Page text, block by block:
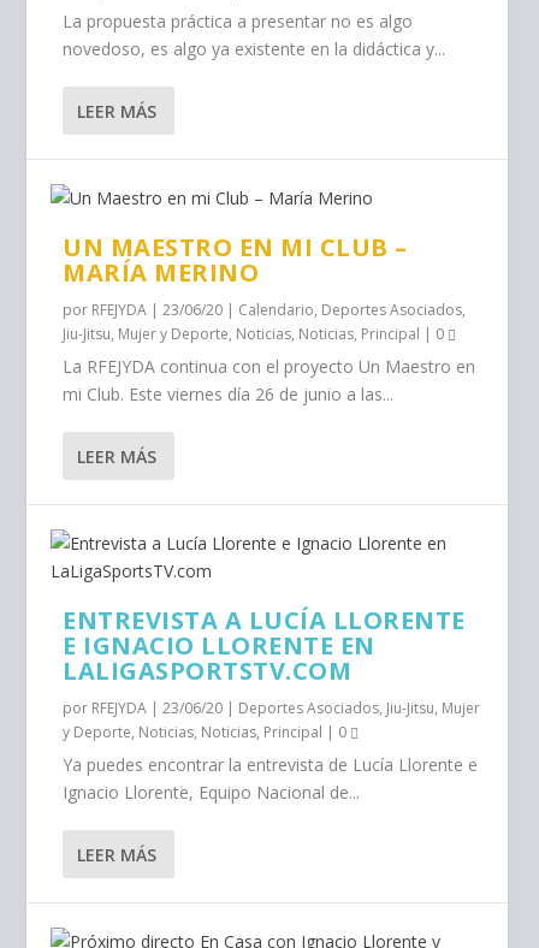
La propuesta práctica a presentar no es algo
novedoso, es algo ya existente en la didáctica y...
LEER MÁS
UN MAESTRO EN MI CLUB –
MARÍA MERINO
por RFEJYDA |23/06/20 | Calendario, Deportes Asociados,
Jiu-Jitsu, Mujer y Deporte, Noticias, Noticias, Principal | 0
La RFEJYDA continua con el proyecto Un Maestro en
mi Club. Este viernes día 26 de junio a las...
LEER MÁS
ENTREVISTA A LUCÍA LLORENTE
E IGNACIO LLORENTE EN
LALIGASPORTSTV.COM
por RFEJYDA |23/06/20 | Deportes Asociados, Jiu-Jitsu, Mujer
y Deporte, Noticias, Noticias, Principal | 0
Ya puedes encontrar la entrevista de Lucía Llorente e
Ignacio Llorente, Equipo Nacional de...
LEER MÁS